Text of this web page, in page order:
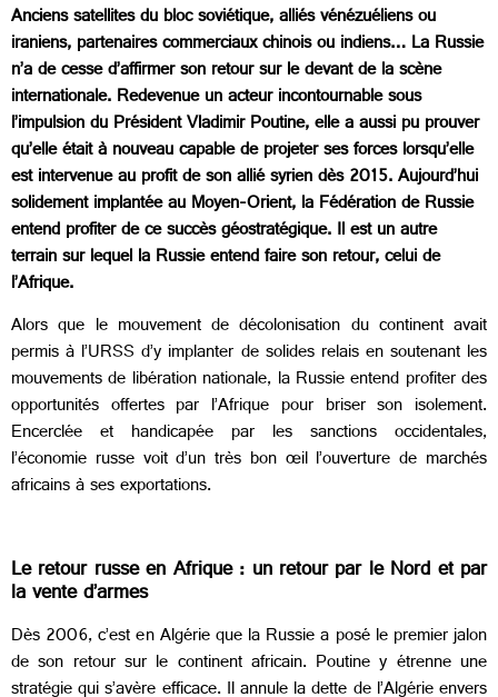
Anciens satellites du bloc soviétique, alliés vénézuéliens ou
iraniens, partenaires commerciaux chinois ou indiens… La Russie
n’a de cesse d’affirmer son retour sur le devant de la scène
internationale. Redevenue un acteur incontournable sous
l’impulsion du Président Vladimir Poutine, elle a aussi pu prouver
qu’elle était à nouveau capable de projeter ses forces lorsqu’elle
est intervenue au profit de son allié syrien dès 2015. Aujourd’hui
solidement implantée au Moyen-Orient, la Fédération de Russie
entend profiter de ce succès géostratégique. Il est un autre
terrain sur lequel la Russie entend faire son retour, celui de
l’Afrique.
Alors que le mouvement de décolonisation du continent avait
permis à l’URSS d’y implanter de solides relais en soutenant les
mouvements de libération nationale, la Russie entend profiter des
opportunités offertes par l’Afrique pour briser son isolement.
Encerclée et handicapée par les sanctions occidentales,
l’économie russe voit d’un très bon œil l’ouverture de marchés
africains à ses exportations.
Le retour russe en Afrique : un retour par le Nord et par
la vente d’armes
Dès 2006, c’est en Algérie que la Russie a posé le premier jalon
de son retour sur le continent africain. Poutine y étrenne une